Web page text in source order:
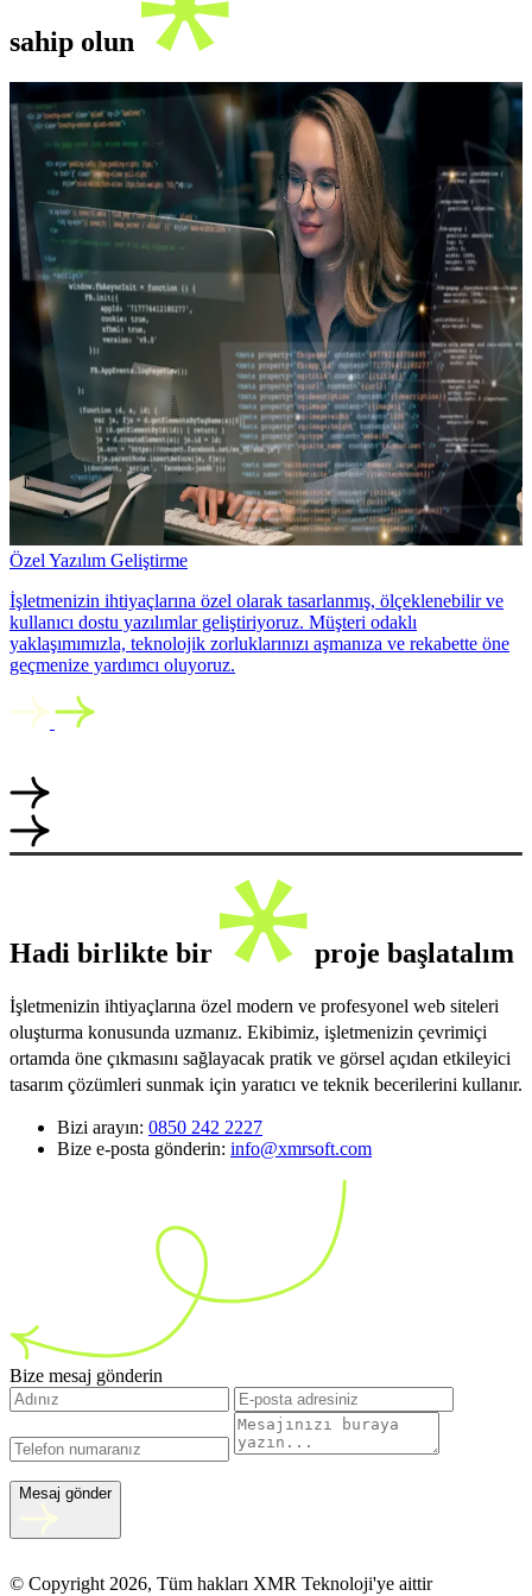
sahip olun
Özel Yazılım Geliştirme
İşletmenizin ihtiyaçlarına özel olarak tasarlanmış, ölçeklenebilir ve
kullanıcı dostu yazılımlar geliştiriyoruz. Müşteri odaklı
yaklaşımımızla, teknolojik zorluklarınızı aşmanıza ve rekabette öne
geçmenize yardımcı oluyoruz.
Hadi birlikte bir proje başlatalım
İşletmenizin ihtiyaçlarına özel modern ve profesyonel web siteleri
oluşturma konusunda uzmanız. Ekibimiz, işletmenizin çevrimiçi
ortamda öne çıkmasını sağlayacak pratik ve görsel açıdan etkileyici
tasarım çözümleri sunmak için yaratıcı ve teknik becerilerini kullanır.
Bizi arayın: 0850 242 2227
Bize e-posta gönderin: info@xmrsoft.com
Bize mesaj gönderin
Mesaj gönder
© Copyright 2026, Tüm hakları XMR Teknoloji'ye aittir